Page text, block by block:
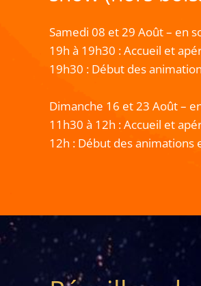
Samedi 08 et 29 Août – en
19h à 19h30 : Accueil et
19h30 : Début des
Dimanche 16 et 23 Août –
11h30 à 12h : Accueil et
12h : Début des animations